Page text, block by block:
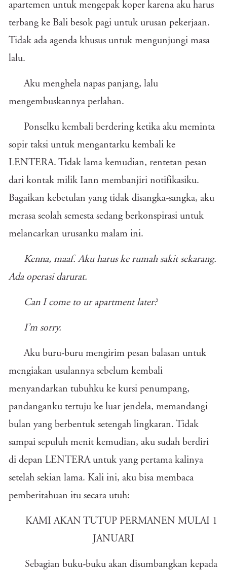
apartemen untuk mengepak koper karena aku harus
terbang ke Bali besok pagi untuk urusan pekerjaan.
Tidak ada agenda khusus untuk mengunjungi masa
lalu.
Aku menghela napas panjang, lalu
mengembuskannya perlahan.
Ponselku kembali berdering ketika aku meminta
sopir taksi untuk mengantarku kembali ke
LENTERA. Tidak lama kemudian, rentetan pesan
dari kontak milik Iann membanjiri notifikasiku.
Bagaikan kebetulan yang tidak disangka-sangka, aku
merasa seolah semesta sedang berkonspirasi untuk
melancarkan urusanku malam ini.
Kenna, maaf. Aku harus ke rumah sakit sekarang.
Ada operasi darurat.
Can I come to ur apartment later?
I’m sorry.
Aku buru-buru mengirim pesan balasan untuk
mengiakan usulannya sebelum kembali
menyandarkan tubuhku ke kursi penumpang,
pandanganku tertuju ke luar jendela, memandangi
bulan yang berbentuk setengah lingkaran. Tidak
sampai sepuluh menit kemudian, aku sudah berdiri
di depan LENTERA untuk yang pertama kalinya
setelah sekian lama. Kali ini, aku bisa membaca
pemberitahuan itu secara utuh:
KAMI AKAN TUTUP PERMANEN MULAI 1
JANUARI
Sebagian buku-buku akan disumbangkan kepada